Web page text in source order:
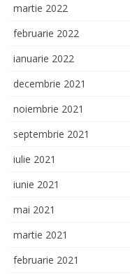
martie 2022
februarie 2022
ianuarie 2022
decembrie 2021
noiembrie 2021
septembrie 2021
iulie 2021
iunie 2021
mai 2021
martie 2021
februarie 2021